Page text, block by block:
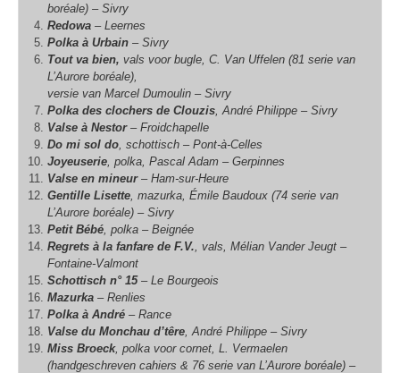
boréale) – Sivry
Redowa – Leernes
Polka à Urbain – Sivry
Tout va bien, vals voor bugle, C. Van Uffelen (81 serie van
L’Aurore boréale),
versie van Marcel Dumoulin – Sivry
Polka des clochers de Clouzis , André Philippe – Sivry
Valse à Nestor– Froidchapelle
Do mi sol do , schottisch – Pont-à-Celles
Joyeuserie , polka, Pascal Adam – Gerpinnes
Valse en mineur– Ham-sur-Heure
Gentille Lisette , mazurka, Émile Baudoux (74 serie van
L’Aurore boréale) – Sivry
Petit Bébé , polka – Beignée
Regrets à la fanfare de F.V. , vals, Mélian Vander Jeugt –
Fontaine-Valmont
Schottisch n° 15– Le Bourgeois
Mazurka – Renlies
Polka à André – Rance
Valse du Monchau d’têre , André Philippe – Sivry
Miss Broeck, polka voor cornet, L. Vermaelen
(handgeschreven cahiers & 76 serie van L’Aurore boréale) –